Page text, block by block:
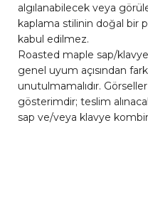
algılanabilecek veya
kaplama stilinin doğal bir
kabul edilmez.
Roasted maple sap/
genel uyum açısından
unutulmamalıdır.
gösterimdir; teslim
sap ve/veya klavye